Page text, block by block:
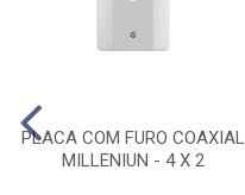
PLACA COM FURO COAXIAL
MILLENIUN - 4 X 2